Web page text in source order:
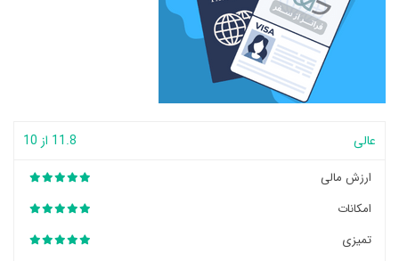
عالی 11.8 از 10
ارزش مالی
امکانات
تمیزی